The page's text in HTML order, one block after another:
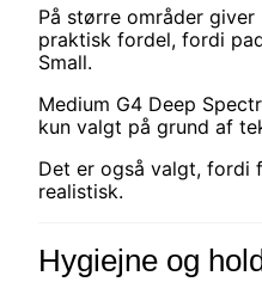
På større områder
praktisk fordel, fordi
Small.
Medium G4 Deep
kun valgt på grund af
Det er også valgt, fordi
realistisk.
Hygiejne og